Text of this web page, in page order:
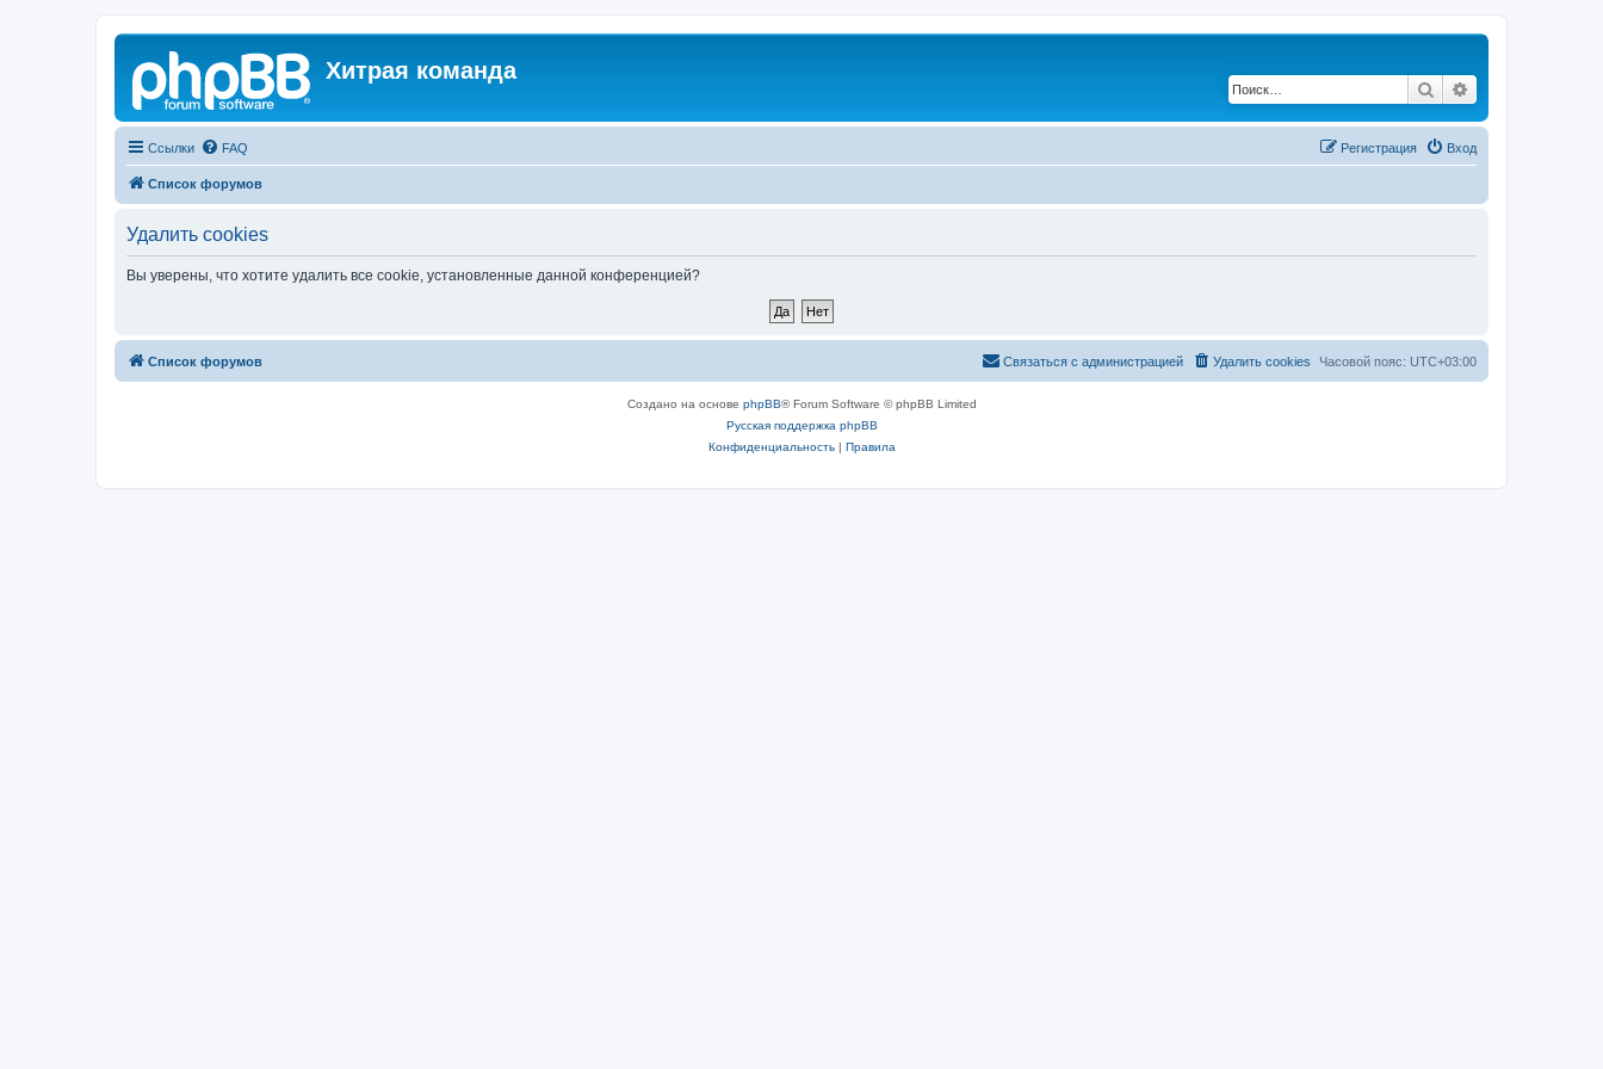
Хитрая команда
Поиск
Ссылки FAQ Вход
Регистрация
Список форумов
Удалить cookies
Вы уверены, что хотите удалить все cookie, установленные данной конференцией?
Список форумов Часовой пояс: UTC+03:00
Удалить cookies
Связаться с администрацией
Создано на основе phpBB® Forum Software © phpBB Limited
Русская поддержка phpBB
Конфиденциальность| Правила